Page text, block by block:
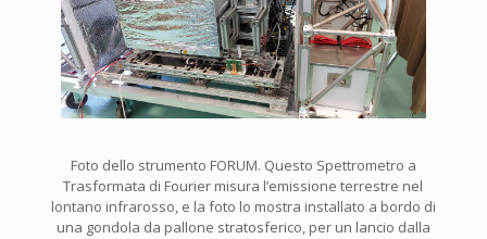
Foto dello strumento FORUM. Questo Spettrometro a
Trasformata di Fourier misura l’emissione terrestre nel
lontano infrarosso, e la foto lo mostra installato a bordo di
una gondola da pallone stratosferico, per un lancio dalla